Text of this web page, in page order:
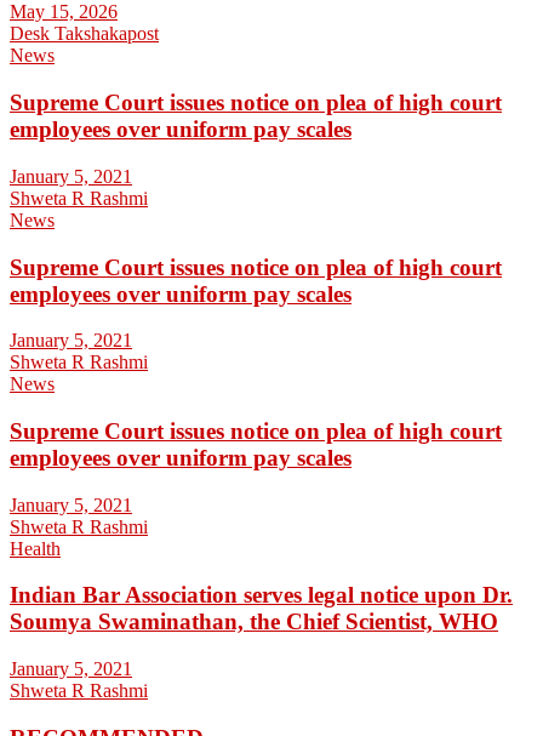
May 15, 2026
Desk Takshakapost
News
Supreme Court issues notice on plea of high court
employees over uniform pay scales
January 5, 2021
Shweta R Rashmi
News
Supreme Court issues notice on plea of high court
employees over uniform pay scales
January 5, 2021
Shweta R Rashmi
News
Supreme Court issues notice on plea of high court
employees over uniform pay scales
January 5, 2021
Shweta R Rashmi
Health
Indian Bar Association serves legal notice upon Dr.
Soumya Swaminathan, the Chief Scientist, WHO
January 5, 2021
Shweta R Rashmi